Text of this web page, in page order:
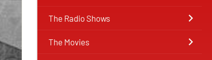
The Radio Shows
The Movies